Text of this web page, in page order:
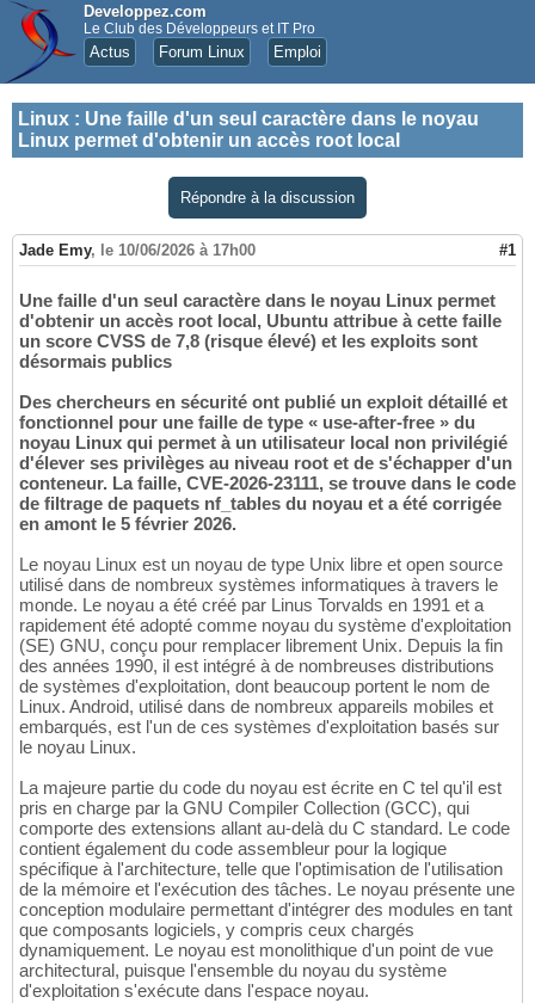
Developpez.com
Le Club des Développeurs et IT Pro
Actus Forum Linux Emploi
Linux : Une faille d'un seul caractère dans le noyau
Linux permet d'obtenir un accès root local
Répondre à la discussion
Jade Emy, le 10/06/2026 à 17h00 #1
Une faille d'un seul caractère dans le noyau Linux permet
d'obtenir un accès root local, Ubuntu attribue à cette faille
un score CVSS de 7,8 (risque élevé) et les exploits sont
désormais publics
Des chercheurs en sécurité ont publié un exploit détaillé et
fonctionnel pour une faille de type « use-after-free » du
noyau Linux qui permet à un utilisateur local non privilégié
d'élever ses privilèges au niveau root et de s'échapper d'un
conteneur. La faille, CVE-2026-23111, se trouve dans le code
de filtrage de paquets nf_tables du noyau et a été corrigée
en amont le 5 février 2026.
Le noyau Linux est un noyau de type Unix libre et open source
utilisé dans de nombreux systèmes informatiques à travers le
monde. Le noyau a été créé par Linus Torvalds en 1991 et a
rapidement été adopté comme noyau du système d'exploitation
(SE) GNU, conçu pour remplacer librement Unix. Depuis la fin
des années 1990, il est intégré à de nombreuses distributions
de systèmes d'exploitation, dont beaucoup portent le nom de
Linux. Android, utilisé dans de nombreux appareils mobiles et
embarqués, est l'un de ces systèmes d'exploitation basés sur
le noyau Linux.
La majeure partie du code du noyau est écrite en C tel qu'il est
pris en charge par la GNU Compiler Collection (GCC), qui
comporte des extensions allant au-delà du C standard. Le code
contient également du code assembleur pour la logique
spécifique à l'architecture, telle que l'optimisation de l'utilisation
de la mémoire et l'exécution des tâches. Le noyau présente une
conception modulaire permettant d'intégrer des modules en tant
que composants logiciels, y compris ceux chargés
dynamiquement. Le noyau est monolithique d'un point de vue
architectural, puisque l'ensemble du noyau du système
d'exploitation s'exécute dans l'espace noyau.